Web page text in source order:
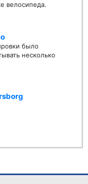
велосипеда.
было
несколько